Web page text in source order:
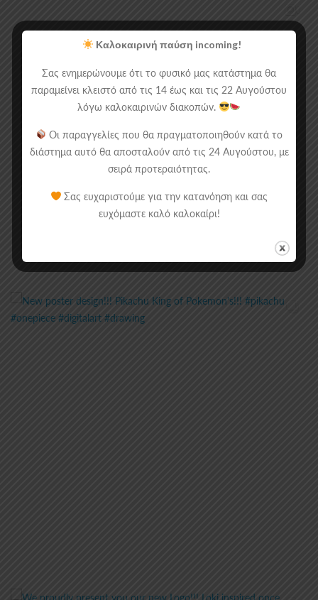
Καλοκαιρινή παύση incoming!
Σας ενημερώνουμε ότι το φυσικό μας κατάστημα θα
παραμείνει κλειστό από τις 14 έως και τις 22 Αυγούστου
λόγω καλοκαιρινών διακοπών.
Οι παραγγελίες που θα πραγματοποιηθούν κατά το
διάστημα αυτό θα αποσταλούν από τις 24 Αυγούστου, με
σειρά προτεραιότητας.
Σας ευχαριστούμε για την κατανόηση και σας
ευχόμαστε καλό καλοκαίρι!